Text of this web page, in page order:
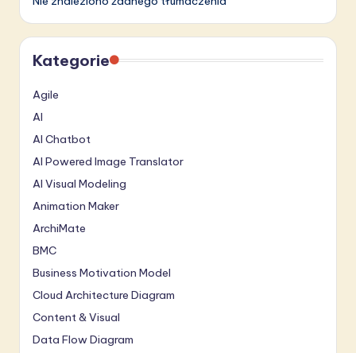
Kategorie
Agile
AI
AI Chatbot
AI Powered Image Translator
AI Visual Modeling
Animation Maker
ArchiMate
BMC
Business Motivation Model
Cloud Architecture Diagram
Content & Visual
Data Flow Diagram